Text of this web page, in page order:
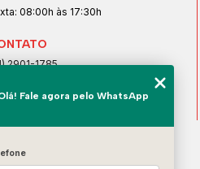
08:00h às 17:30h
2901-1785
99239-1832
Home
Fale agora pelo WhatsApp